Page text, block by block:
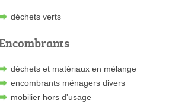
déchets verts
déchets et matériaux en mélange
encombrants ménagers divers
mobilier hors d'usage